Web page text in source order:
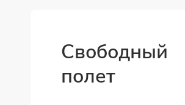
Свободный
полет